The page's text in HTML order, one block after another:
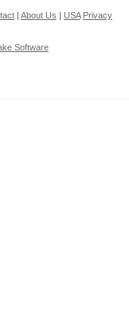
| About Us USA Privacy
Software